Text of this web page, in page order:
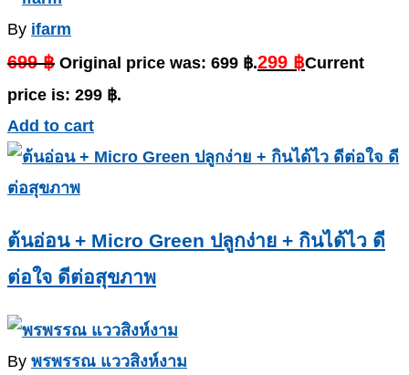
By ifarm
699฿ Original price was: 699 ฿.299 ฿Current
price is: 299 ฿.
Add to cart
ต้นอ่อน + Micro Green ปลูกง่าย + กินได้ไว ดี
ต่อใจ ดีต่อสุขภาพ
By พรพรรณ แววสิงห์งาม